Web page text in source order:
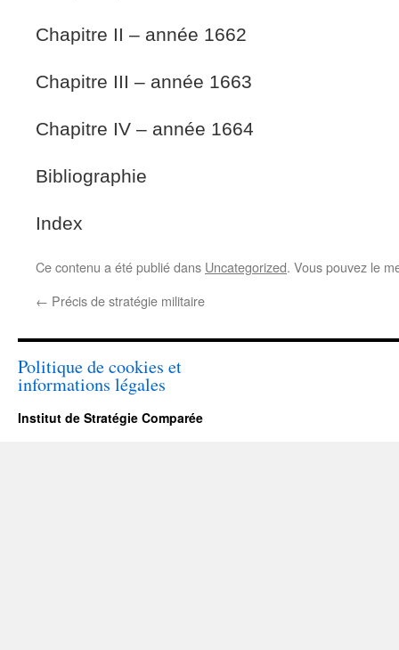
Chapitre II – année 1662
Chapitre III – année 1663
Chapitre IV – année 1664
Bibliographie
Index
Ce contenu a été publié dans Uncategorized. Vous pouvez le
← Précis de stratégie militaire
Politique de cookies et
informations légales
Institut de Stratégie Comparée